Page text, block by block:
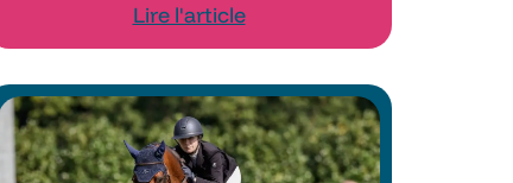
Lire l'article